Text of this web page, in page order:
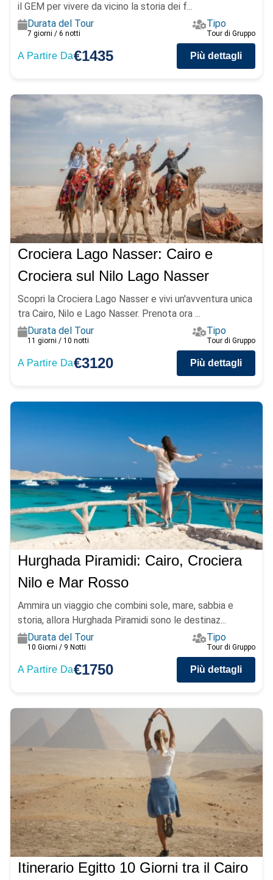
il GEM per vivere da vicino la storia dei f...
Durata del Tour
7 giorni / 6 notti
Tipo
Tour di Gruppo
A Partire Da€1435 Più dettagli
Crociera Lago Nasser: Cairo e
Crociera sul Nilo Lago Nasser
Scopri la Crociera Lago Nasser e vivi un'avventura unica
tra Cairo, Nilo e Lago Nasser. Prenota ora ...
Durata del Tour
11 giorni / 10 notti
Tipo
Tour di Gruppo
A Partire Da€3120 Più dettagli
Hurghada Piramidi: Cairo, Crociera
Nilo e Mar Rosso
Ammira un viaggio che combini sole, mare, sabbia e
storia, allora Hurghada Piramidi sono le destinaz...
Durata del Tour
10 Giorni / 9 Notti
Tipo
Tour di Gruppo
A Partire Da€1750 Più dettagli
Itinerario Egitto 10 Giorni tra il Cairo